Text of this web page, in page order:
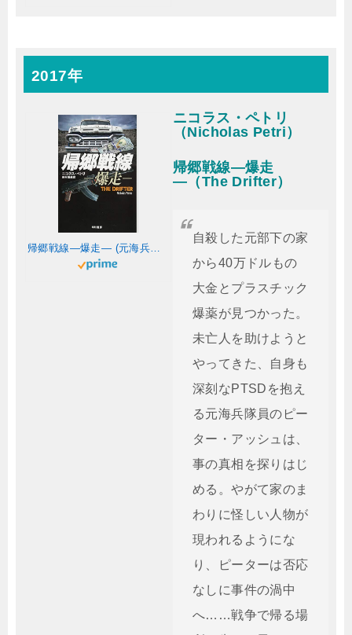
2017年
帰郷戦線―爆走― (元海兵隊員ピーター・アッシュ・シリーズ)
ニコラス・ペトリ
（Nicholas Petri）
帰郷戦線―爆走
―（The Drifter）
自殺した元部下の家
から40万ドルもの
大金とプラスチック
爆薬が見つかった。
未亡人を助けようと
やってきた、自身も
深刻なPTSDを抱え
る元海兵隊員のピー
ター・アッシュは、
事の真相を探りはじ
める。やがて家のま
わりに怪しい人物が
現われるようにな
り、ピーターは否応
なしに事件の渦中
へ……戦争で帰る場